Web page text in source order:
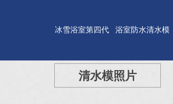
冰雪浴室第四代 浴室防水清水模
清水模照片